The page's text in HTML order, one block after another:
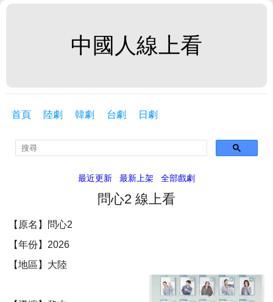
中國人線上看
首頁 陸劇 韓劇 台劇 日劇
最近更新 最新上架 全部戲劇
問心2 線上看
【原名】問心2
【年份】2026
【地區】大陸